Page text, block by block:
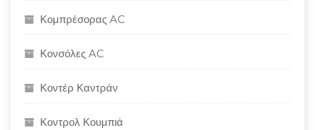
Κομπρέσορας AC
Κονσόλες AC
Κοντέρ Καντράν
Κοντρολ Κουμπιά